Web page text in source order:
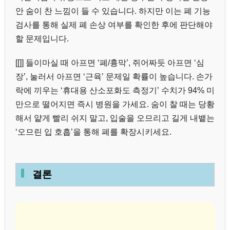
안 숨이 찬 느낌이 들 수 있습니다. 하지만 이는 폐 기능
검사를 통해 실제 폐 손상 여부를 확인한 후에 판단해야
할 문제입니다.
[[]] 들이마실 때 아프면 ‘폐/흉막’, 쥐어짜듯 아프면 ‘심
장’, 눌러서 아프면 ‘근육’ 문제일 확률이 높습니다. 손가
락에 끼우는 ‘휴대용 산소포화도 측정기’ 수치가 94% 미
만으로 떨어지면 즉시 병원을 가세요. 숨이 찰 때는 당황
해서 얕게 빨리 쉬지 말고, 입술을 오므리고 길게 내뱉는
‘오므린 입 호흡’을 통해 폐를 확장시키세요.
결론